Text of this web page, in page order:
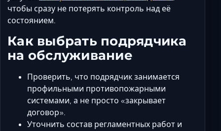
чтобы сразу не потерять контроль над её
состоянием.
Как выбрать подрядчика
на обслуживание
Проверить, что подрядчик занимается
профильными противопожарными
системами, а не просто «закрывает
договор».
Уточнить состав регламентных работ и